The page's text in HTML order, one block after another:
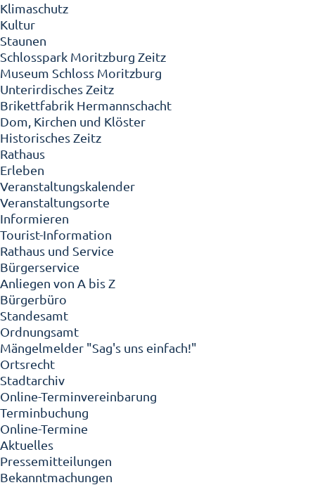
Klimaschutz
Kultur
Staunen
Schlosspark Moritzburg Zeitz
Museum Schloss Moritzburg
Unterirdisches Zeitz
Brikettfabrik Hermannschacht
Dom, Kirchen und Klöster
Historisches Zeitz
Rathaus
Erleben
Veranstaltungskalender
Veranstaltungsorte
Informieren
Tourist-Information
Rathaus und Service
Bürgerservice
Anliegen von A bis Z
Bürgerbüro
Standesamt
Ordnungsamt
Mängelmelder "Sag's uns einfach!"
Ortsrecht
Stadtarchiv
Online-Terminvereinbarung
Terminbuchung
Online-Termine
Aktuelles
Pressemitteilungen
Bekanntmachungen